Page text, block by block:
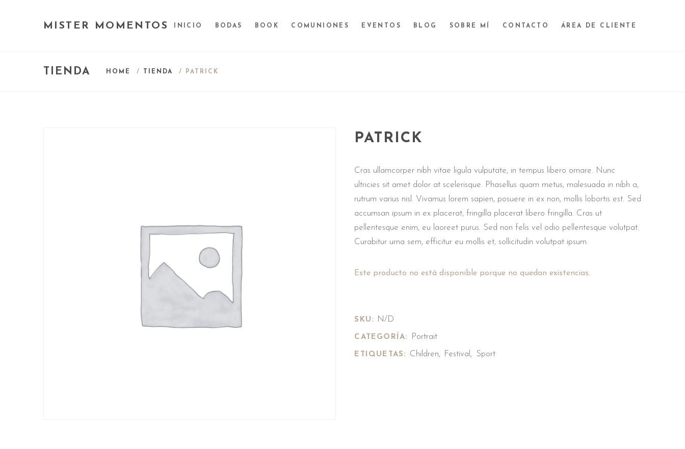
MISTER MOMENTOS INICIO BODAS BOOK COMUNIONES EVENTOS BLOG SOBRE MÍ CONTACTO ÁREA DE CLIENTE
TIENDA HOME / TIENDA / PATRICK
PATRICK
Cras ullamcorper nibh vitae ligula vulputate, in tempus libero ornare. Nunc
ultricies sit amet dolor at scelerisque. Phasellus quam metus, malesuada in nibh a,
rutrum varius nisl. Vivamus lorem sapien, posuere in ex non, mollis lobortis est. Sed
accumsan ipsum in ex placerat, fringilla placerat libero fringilla. Cras ut
pellentesque enim, eu laoreet purus. Sed non felis vel odio pellentesque volutpat.
Curabitur urna sem, efficitur eu mollis et, sollicitudin volutpat ipsum.
Este producto no está disponible porque no quedan existencias.
SKU: N/D
CATEGORÍA: Portrait
ETIQUETAS: Children, Festival , Sport